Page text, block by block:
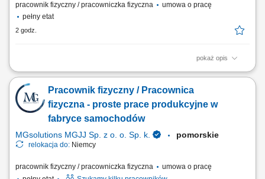
pracownik fizyczny / pracowniczka fizyczna
umowa o pracę
pełny etat
2 godz.
pokaż opis
Zakres obowiązków: realizacja wsparcia technicznego w obszarze
SMT/CBA, przygotowanie i utrzymanie stanowisk produkcyjnych,
wymiana materiałów eksploatacyjnych oraz konserwacja urządzeń,
pomoc w przezbrojeniach i ustawieniach maszyn, wsparcie działu
utrzymania ruchu w pracach serwisowych,...
Pracownik fizyczny / Pracownica
fizyczna - proste prace produkcyjne w
fabryce samochodów
MGsolutions MGJJ Sp. z o. o. Sp. k. pomorskie
relokacja do: Niemcy
pracownik fizyczny / pracowniczka fizyczna
umowa o pracę